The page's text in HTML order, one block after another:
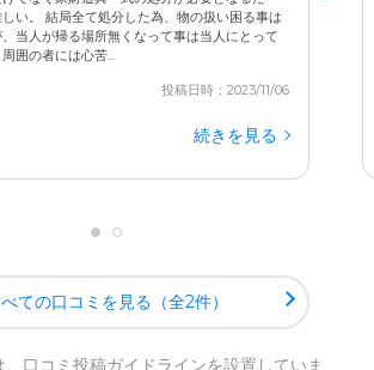
い。 結局全て処分した為、物の扱い困る事は
当人が帰る場所無くなって事は当人にとって
囲の者には心苦...
投稿日時：2023/11/06
続きを見る
ての口コミを見る（全2件）
口コミ投稿ガイドラインを設置していま